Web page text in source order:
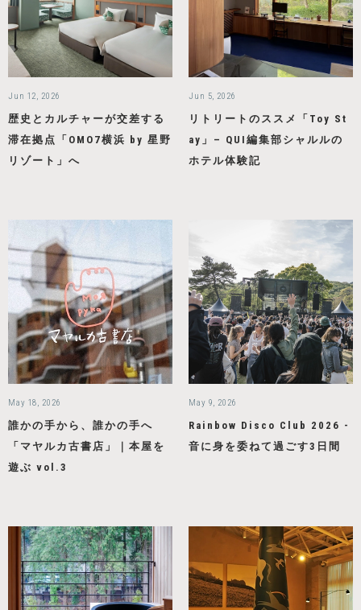
Jun 12, 2026
歴史とカルチャーが交差する
滞在拠点「OMO7横浜 by 星野
リゾート」へ
Jun 5, 2026
リトリートのススメ「Toy St
ay」– QUI編集部シャルルの
ホテル体験記
May 18, 2026
誰かの手から、誰かの手へ
「マヤルカ古書店」｜本屋を
遊ぶ vol.3
May 9, 2026
Rainbow Disco Club 2026 -
音に身を委ねて過ごす3日間